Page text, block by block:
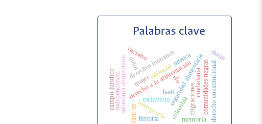
Palabras clave
editorial
derecho a la alimentación
seguridad alimentaria
soberanía alimentaria migraciones
independencia haití ciudadanía
esclavitud comunidades negras
derechos humanos
colombia
música
insurgencia
eln
farc-ep
racismo
historia memoria derecho constitucional
mujer
dolor
duelo
campo jurídico